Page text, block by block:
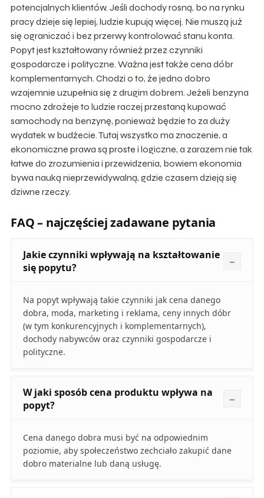
potencjalnych klientów. Jeśli dochody rosną, bo na rynku
pracy dzieje się lepiej, ludzie kupują więcej. Nie muszą już
się ograniczać i bez przerwy kontrolować stanu konta.
Popyt jest kształtowany również przez czynniki
gospodarcze i polityczne. Ważna jest także cena dóbr
komplementarnych. Chodzi o to, że jedno dobro
wzajemnie uzupełnia się z drugim dobrem. Jeżeli benzyna
mocno zdrożeje to ludzie raczej przestaną kupować
samochody na benzynę, ponieważ będzie to za duży
wydatek w budżecie. Tutaj wszystko ma znaczenie, a
ekonomiczne prawa są proste i logiczne, a zarazem nie tak
łatwe do zrozumienia i przewidzenia, bowiem ekonomia
bywa nauką nieprzewidywalną, gdzie czasem dzieją się
dziwne rzeczy.
FAQ – najczęściej zadawane pytania
Jakie czynniki wpływają na kształtowanie
się popytu?
Na popyt wpływają takie czynniki jak cena danego
dobra, moda, marketing i reklama, ceny innych dóbr
(w tym konkurencyjnych i komplementarnych),
dochody nabywców oraz czynniki gospodarcze i
polityczne.
W jaki sposób cena produktu wpływa na
popyt?
Cena danego dobra musi być na odpowiednim
poziomie, aby społeczeństwo zechciało zakupić dane
dobro materialne lub daną usługę.